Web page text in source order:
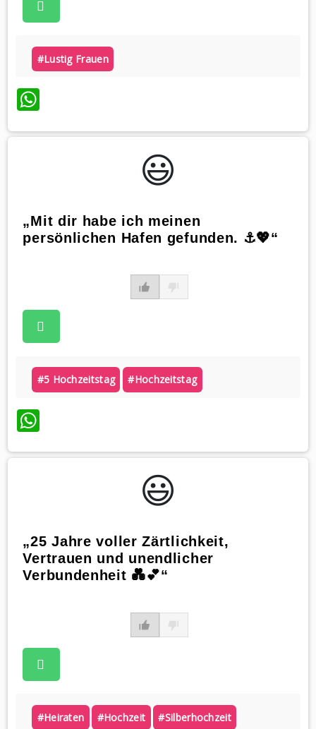
#lustig Frauen
WhatsApp
😃️
„Mit dir habe ich meinen
persönlichen Hafen gefunden. ⚓💖“
#5 Hochzeitstag #hochzeitstag
WhatsApp
😃️
„25 Jahre voller Zärtlichkeit,
Vertrauen und unendlicher
Verbundenheit 💑💕“
#heiraten #hochzeit #silberhochzeit